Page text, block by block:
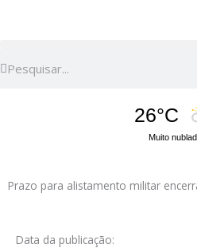
conteúdo
26°C
Muito
Prazo para alistamento militar
Data da publicação: